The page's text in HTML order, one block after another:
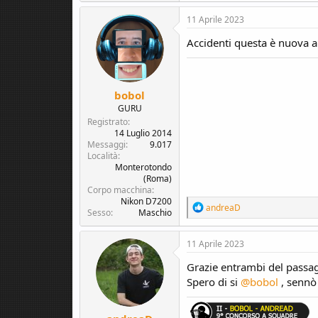
a
c
t
i
o
n
bobol
GURU
Registrato
14 Luglio 2014
Messaggi
9.017
Località
Monterotondo
(Roma)
Corpo macchina
Nikon D7200
Sesso
Maschio
11 Aprile 2023
Accidenti questa è nuova
R
e
a
c
t
i
o
n
s
:
andreaD
11 Aprile 2023
Grazie entrambi del
Spero di si @bobol ,